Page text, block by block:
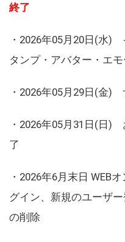
終了
・2026年05月20日(水)
タンプ・アバター・エ
・2026年05月29日(金)
・2026年05月31日(日)
了
・2026年6月末日 WEB
グイン、新規のユーザ
の削除